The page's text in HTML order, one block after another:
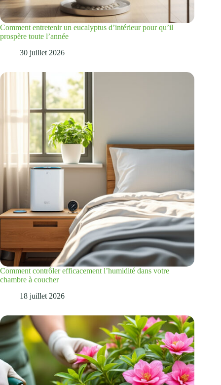
Comment entretenir un eucalyptus d’intérieur pour qu’il
prospère toute l’année
30 juillet 2026
Comment contrôler efficacement l’humidité dans votre
chambre à coucher
18 juillet 2026